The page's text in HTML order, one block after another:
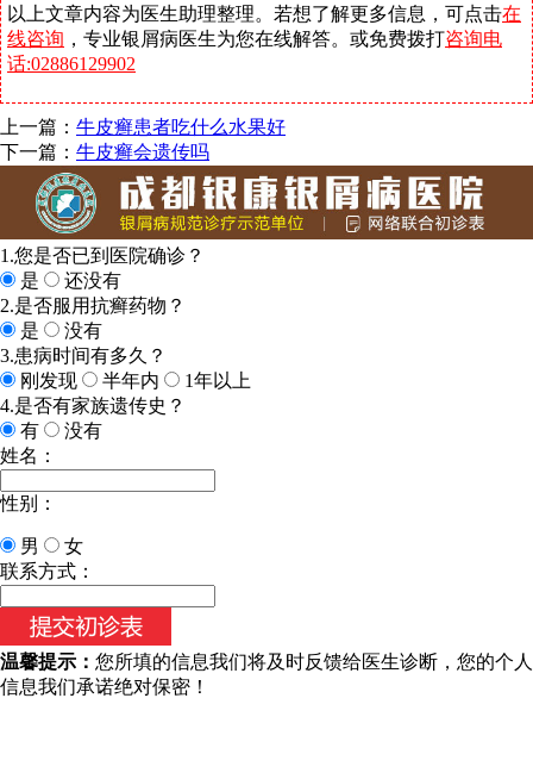
以上文章内容为医生助理整理。若想了解更多信息，可点击在
线咨询 ，专业银屑病医生为您在线解答。或免费拨打咨询电
话:02886129902
上一篇： 牛皮癣患者吃什么水果好
下一篇： 牛皮癣会遗传吗
1.您是否已到医院确诊？
是
还没有
2.是否服用抗癣药物？
是
没有
3.患病时间有多久？
刚发现
半年内
1年以上
4.是否有家族遗传史？
有
没有
姓名：
性别：
男
女
联系方式：
温馨提示： 您所填的信息我们将及时反馈给医生诊断，您的个人
信息我们承诺绝对保密！